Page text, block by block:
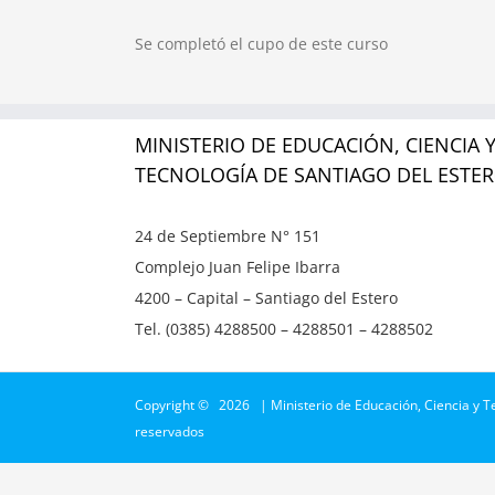
Se completó el cupo de este curso
MINISTERIO DE EDUCACIÓN, CIENCIA Y
TECNOLOGÍA DE SANTIAGO DEL
24 de Septiembre N° 151
Complejo Juan Felipe Ibarra
4200 – Capital – Santiago del Estero
Tel. (0385) 4288500 – 4288501 – 4288502
Copyright © 2026 | Ministerio de Educación, Ciencia y
reservados